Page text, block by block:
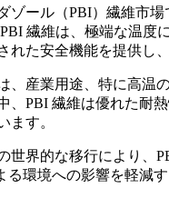
ゾール（PBI）繊維市
繊維は、極端な温
れた安全機能を提供し
、産業用途、特に高温
、PBI 繊維は優れた耐
ます。
世界的な移行により、
る環境への影響を軽減